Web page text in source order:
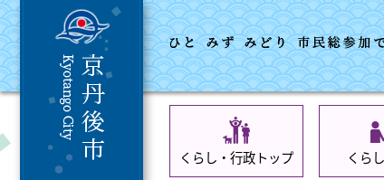
くらし・行政トップ くら